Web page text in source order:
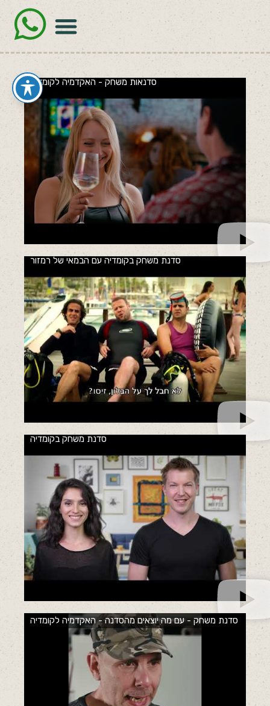
סדנאות משחק - האקדמיה לקומדיה
סדנת משחק בקומדיה עם הבמאי של רמזור
סדנת משחק בקומדיה
סדנת משחק - עם מה יוצאים מהסדנה - האקדמיה לקומדיה